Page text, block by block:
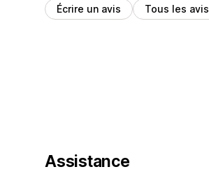
Écrire un avis Tous les avis
Assistance